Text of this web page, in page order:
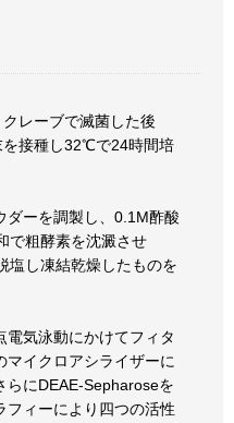
レーブで滅菌した後
接種し32℃で24時間培
ダーを調製し、0.1M酢酸
で粗酵素を沈澱させ
塩し凍結乾燥したものを
気泳動にかけてフィタ
マイクロアシライザーに
らにDEAE-Sepharoseを
フィーにより四つの活性